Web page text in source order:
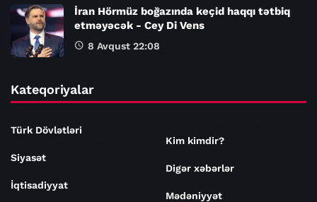
İran Hörmüz boğazında keçid haqqı tətbiq
etməyəcək - Cey Di Vens
8 Avqust 22:08
Kateqoriyalar
Türk Dövlətləri
Siyasət
İqtisadiyyat
Kim kimdir?
Digər xəbərlər
Mədəniyyət